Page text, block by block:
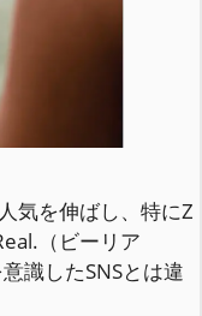
気を伸ばし、特にZ
（ビーリア
識したSNSとは違